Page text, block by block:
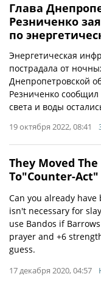
Глава
Резниченко
по
Энергетическая
пострадала от
Днепропетровской
Резниченко сообщил
света и воды
19 октября 2022, 08:41
They Moved
To"Counter-Act"
Can you already
isn't necessary for
use Bandos if
prayer and +6
guess.
17 декабря 2020, 04:57